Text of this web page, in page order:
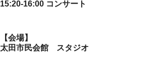
15:20-16:00 コンサート
【会場】
太田市民会館 スタジオ